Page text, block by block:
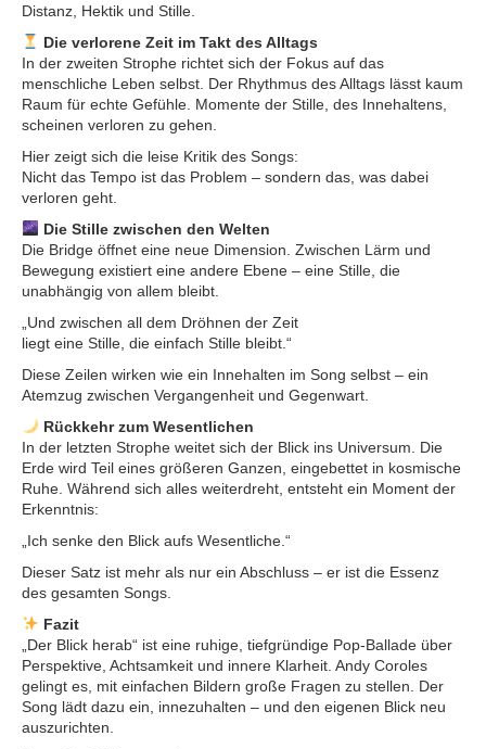
Distanz, Hektik und Stille.
Die verlorene Zeit im Takt des Alltags
In der zweiten Strophe richtet sich der Fokus auf das
menschliche Leben selbst. Der Rhythmus des Alltags lässt kaum
Raum für echte Gefühle. Momente der Stille, des Innehaltens,
scheinen verloren zu gehen.
Hier zeigt sich die leise Kritik des Songs:
Nicht das Tempo ist das Problem – sondern das, was dabei
verloren geht.
Die Stille zwischen den Welten
Die Bridge öffnet eine neue Dimension. Zwischen Lärm und
Bewegung existiert eine andere Ebene – eine Stille, die
unabhängig von allem bleibt.
„Und zwischen all dem Dröhnen der Zeit
liegt eine Stille, die einfach Stille bleibt.“
Diese Zeilen wirken wie ein Innehalten im Song selbst – ein
Atemzug zwischen Vergangenheit und Gegenwart.
Rückkehr zum Wesentlichen
In der letzten Strophe weitet sich der Blick ins Universum. Die
Erde wird Teil eines größeren Ganzen, eingebettet in kosmische
Ruhe. Während sich alles weiterdreht, entsteht ein Moment der
Erkenntnis:
„Ich senke den Blick aufs Wesentliche.“
Dieser Satz ist mehr als nur ein Abschluss – er ist die Essenz
des gesamten Songs.
Fazit
„Der Blick herab“ ist eine ruhige, tiefgründige Pop-Ballade über
Perspektive, Achtsamkeit und innere Klarheit. Andy Coroles
gelingt es, mit einfachen Bildern große Fragen zu stellen. Der
Song lädt dazu ein, innezuhalten – und den eigenen Blick neu
auszurichten.